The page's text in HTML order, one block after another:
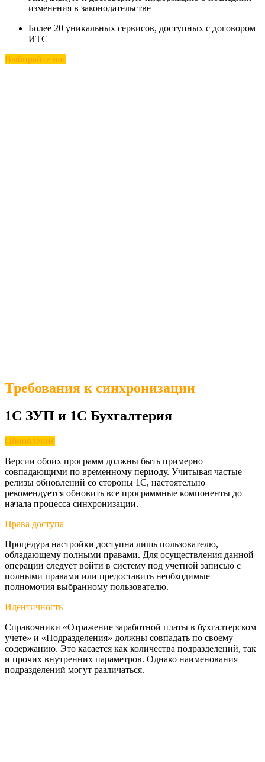
изменения в законодательстве
Более 20 уникальных сервисов, доступных с договором
ИТС
Выбирайте нас
Требования к синхронизации
1С ЗУП и 1С Бухгалтерия
Обновление
Версии обоих программ должны быть примерно
совпадающими по временному периоду. Учитывая частые
релизы обновлений со стороны 1С, настоятельно
рекомендуется обновить все программные компоненты до
начала процесса синхронизации.
Права доступа
Процедура настройки доступна лишь пользователю,
обладающему полными правами. Для осуществления данной
операции следует войти в систему под учетной записью с
полными правами или предоставить необходимые
полномочия выбранному пользователю.
Идентичность
Справочники «Отражение заработной платы в бухгалтерском
учете» и «Подразделения» должны совпадать по своему
содержанию. Это касается как количества подразделений, так
и прочих внутренних параметров. Однако наименования
подразделений могут различаться.